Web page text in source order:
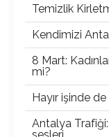
Temizlik
Kendimizi
8 Mart:
mi?
Hayır işinde
Antalya